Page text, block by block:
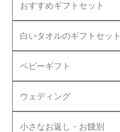
おすすめギフトセット
白いタオルのギフトセット
ベビーギフト
ウェディング
小さなお返し・お餞別